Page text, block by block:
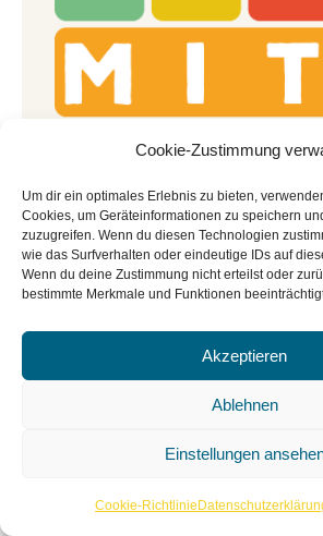
Cookie-Zustimmung
Um dir ein optimales Erlebnis zu bieten,
Cookies, um Geräteinformationen zu speichern
zuzugreifen. Wenn du diesen Technologien
wie das Surfverhalten oder eindeutige IDs auf
Wenn du deine Zustimmung nicht erteilst oder
bestimmte Merkmale und Funktionen
Akzeptieren
Ablehnen
Einstellungen
Cookie-Richtlinie
Bibliothek der Dingeund
Münster – Kooperation von
Stadtbücherei.